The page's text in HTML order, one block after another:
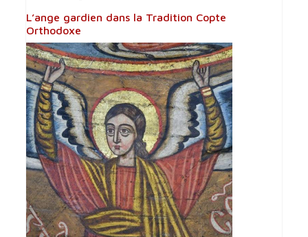
L’ange gardien dans la Tradition Copte
Orthodoxe